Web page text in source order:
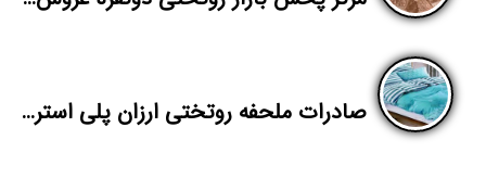
صادرات ملحفه روتختی ارزان پلی استر به افغانستان